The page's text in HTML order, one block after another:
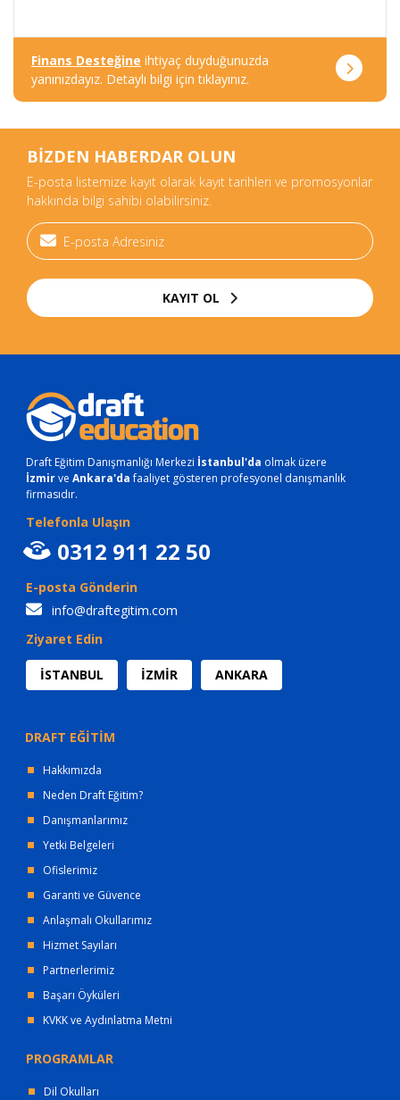
Finans Desteğine ihtiyaç duyduğunuzda
yanınızdayız. Detaylı bilgi için tıklayınız.
BİZDEN HABERDAR OLUN
E-posta listemize kayıt olarak kayıt tarihleri ve promosyonlar
hakkında bilgi sahibi olabilirsiniz.
KAYIT OL
Draft Eğitim Danışmanlığı Merkezi İstanbul'da olmak üzere
İzmirve Ankara'dafaaliyet gösteren profesyonel danışmanlık
firmasıdır.
Telefonla Ulaşın
0312 911 22 50
E-posta Gönderin
info@draftegitim.com
Ziyaret Edin
İSTANBUL İZMİR ANKARA
DRAFT EĞİTİM
Hakkımızda
Neden Draft Eğitim?
Danışmanlarımız
Yetki Belgeleri
Ofislerimiz
Garanti ve Güvence
Anlaşmalı Okullarımız
Hizmet Sayıları
Partnerlerimiz
Başarı Öyküleri
KVKK ve Aydınlatma Metni
PROGRAMLAR
Dil Okulları